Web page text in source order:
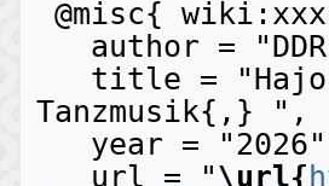
Tanzmusik{,} ",
   url = "
\url{